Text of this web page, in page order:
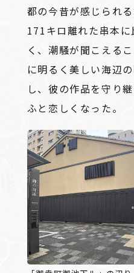
都の今昔が感じられ
171キロ離れた串本
く、潮騒が聞こえる
に明るく美しい海辺
し、彼の作品を守り
ふと恋しくなった。